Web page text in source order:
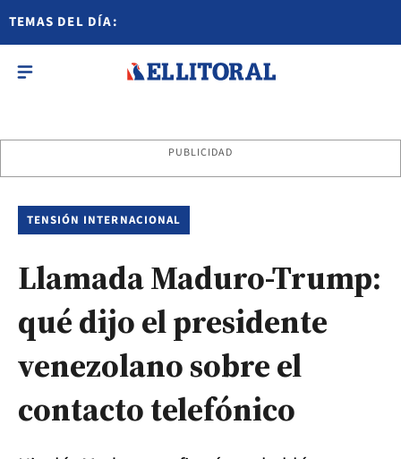
TEMAS DEL DÍA:
PUBLICIDAD
TENSIÓN INTERNACIONAL
Llamada Maduro-Trump:
qué dijo el presidente
venezolano sobre el
contacto telefónico